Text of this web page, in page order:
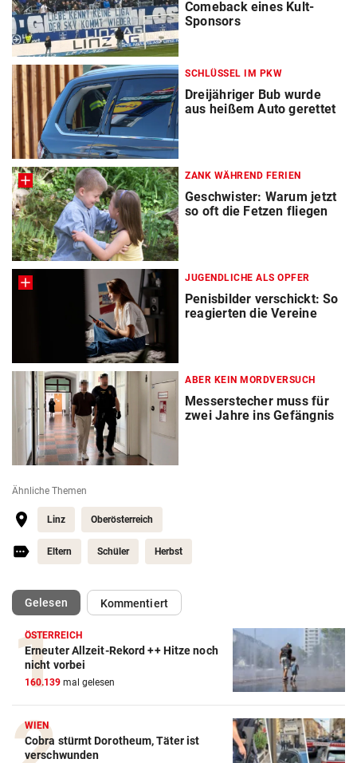
Comeback eines Kult-
Sponsors
SCHLÜSSEL IM PKW
Dreijähriger Bub wurde
aus heißem Auto gerettet
ZANK WÄHREND FERIEN
Geschwister: Warum jetzt
so oft die Fetzen fliegen
JUGENDLICHE ALS OPFER
Penisbilder verschickt: So
reagierten die Vereine
ABER KEIN MORDVERSUCH
Messerstecher muss für
zwei Jahre ins Gefängnis
Ähnliche Themen
Linz Oberösterreich
Eltern Schüler Herbst
Gelesen(ausgewählt)Kommentiert
ÖSTERREICH
Erneuter Allzeit-Rekord ++ Hitze noch
nicht vorbei
160.139 mal gelesen
WIEN
Cobra stürmt Dorotheum, Täter ist
verschwunden